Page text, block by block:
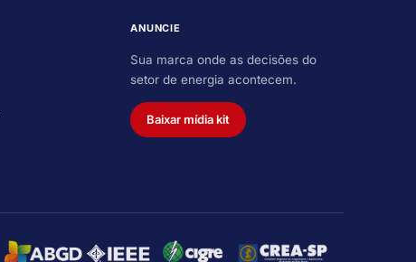
ANUNCIE
Sua marca onde as decisões do
setor de energia acontecem.
Baixar mídia kit